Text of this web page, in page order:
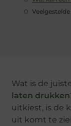
Wat is de
laten drukken
uitkiest, is de
uit komt te